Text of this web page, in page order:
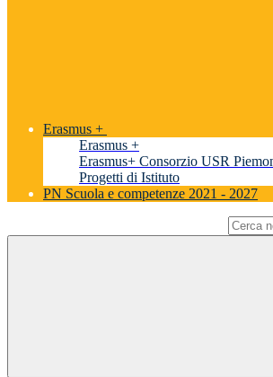
Erasmus +
Erasmus +
Erasmus+ Consorzio USR
Progetti di Istituto
PN Scuola e competenze 2021 - 2027